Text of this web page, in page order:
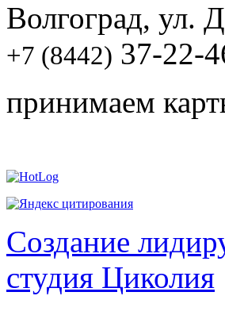
Волгоград, ул.
+7 (8442) 37-22-
принимаем
Создание
студия Циколия